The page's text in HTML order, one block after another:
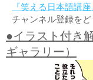
『笑える日本語講座
チャンネル登録をど
●イラスト付き
ギャラリー）